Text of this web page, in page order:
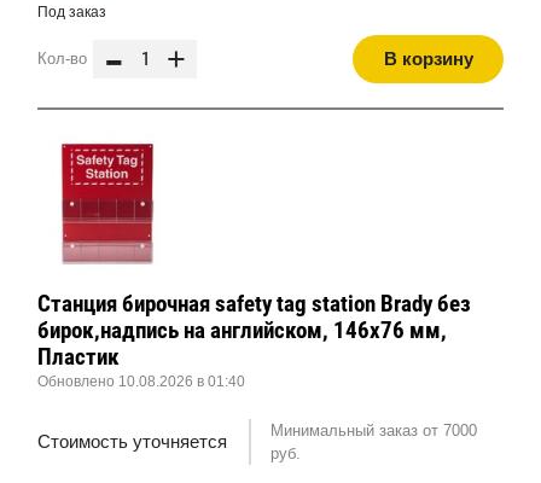
Под заказ
Кол-во - + В корзину
Станция бирочная safety tag station Brady без
бирок,надпись на английском, 146x76 мм,
Пластик
Обновлено 10.08.2026 в 01:40
Стоимость уточняется
Минимальный заказ от 7000
руб.